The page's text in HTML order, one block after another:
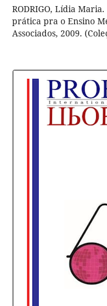
RODRIGO, Lídia
prática pra o Ensino
Associados, 2009.